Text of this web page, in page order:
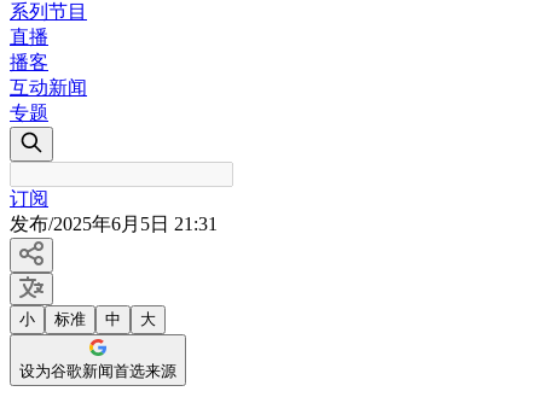
系列节目
直播
播客
互动新闻
专题
订阅
发布/2025年6月5日 21:31
小 标准 中 大
设为谷歌新闻首选来源